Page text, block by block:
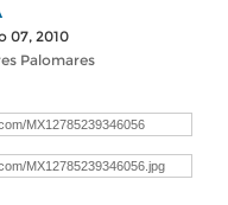
07, 2010
Palomares